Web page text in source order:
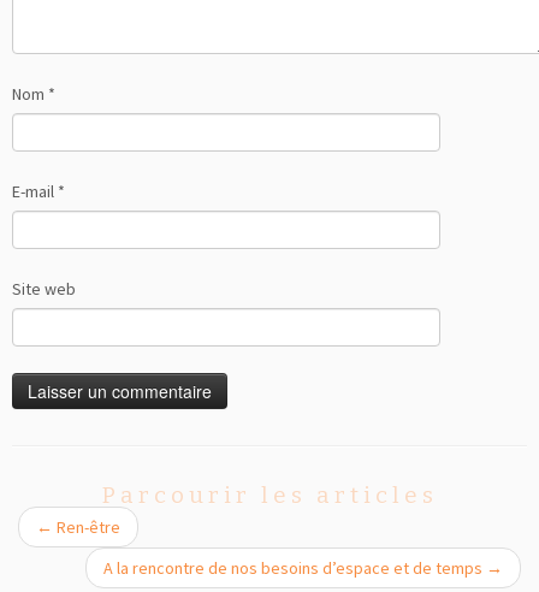
Nom *
E-mail *
Site web
Parcourir les articles
← Ren-être
A la rencontre de nos besoins d’espace et de temps →